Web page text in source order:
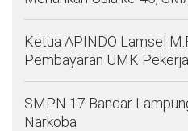
Ketua APINDO Lamsel
Pembayaran UMK
SMPN 17 Bandar
Narkoba